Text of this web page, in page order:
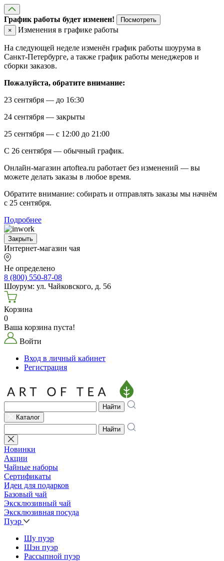
График работы будет изменен!
Посмотреть
×
Изменения в графике работы
На следующей неделе изменён график работы шоурума в
Санкт-Петербурге, а также график работы менеджеров и
сборки заказов.
Пожалуйста, обратите внимание:
23 сентября — до 16:30
24 сентября — закрыты
25 сентября — с 12:00 до 21:00
С 26 сентября — обычный график.
Онлайн-магазин artoftea.ru работает без изменений — вы
можете делать заказы в любое время.
Обратите внимание: собирать и отправлять заказы мы начнём
с 25 сентября.
Подробнее
Закрыть
Интернет-магазин чая
Не определено
8 (800) 550-87-08
Шоурум: ул. Чайковского, д. 56
Корзина
0
Ваша корзина пуста!
Войти
Вход в личный кабинет
Регистрация
Найти
Каталог
Найти
Новинки
Акции
Чайные наборы
Сертификаты
Идеи для подарков
Базовый чай
Эксклюзивный чай
Эксклюзивная посуда
Пуэр
Шу пуэр
Шэн пуэр
Рассыпной пуэр